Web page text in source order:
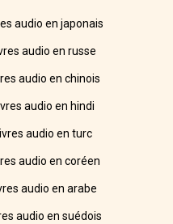
audio en japonais
audio en russe
audio en chinois
audio en hindi
audio en turc
audio en coréen
audio en arabe
audio en suédois